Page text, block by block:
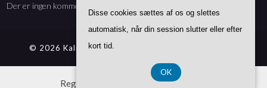
Der er ingen kommentarer at vise.
© 2026 Kalmarmedia.se
Registreringsnummer DK-37407739
Disse cookies sættes af os og slettes
automatisk, når din session slutter eller efter
kort tid.
OK